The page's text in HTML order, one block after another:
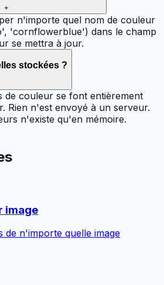
+
n'importe quel nom de couleur
'cornflowerblue') dans le champ
se mettra à jour.
stockées ?
de couleur se font entièrement
Rien n'est envoyé à un serveur.
n'existe qu'en mémoire.
image
de n'importe quelle image